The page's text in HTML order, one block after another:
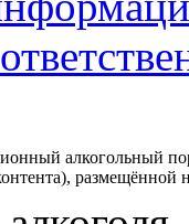
алкогольный
размещённой